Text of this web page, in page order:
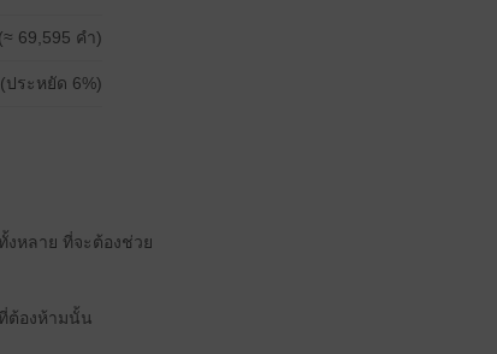
69,595 คำ)
ประหยัด 6%)
งหลาย ที่จะต้องช่วย
ต้องห้ามนั้น